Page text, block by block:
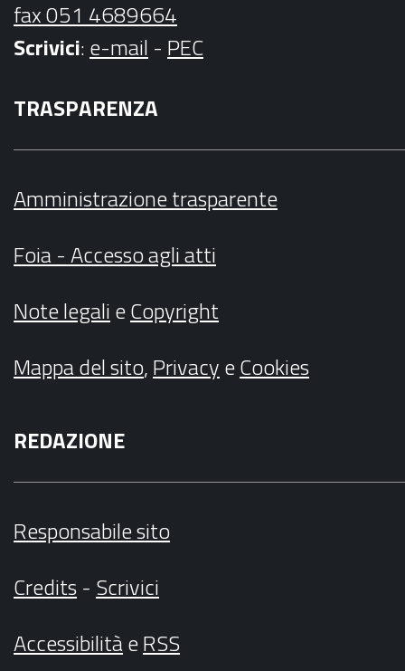
fax 051 4689664
Scrivici:e-mail - PEC
TRASPARENZA
Amministrazione trasparente
Foia - Accesso agli atti
Note legalieCopyright
Mappa del sito,PrivacyeCookies
REDAZIONE
Responsabile sito
Credits- Scrivici
AccessibilitàeRSS